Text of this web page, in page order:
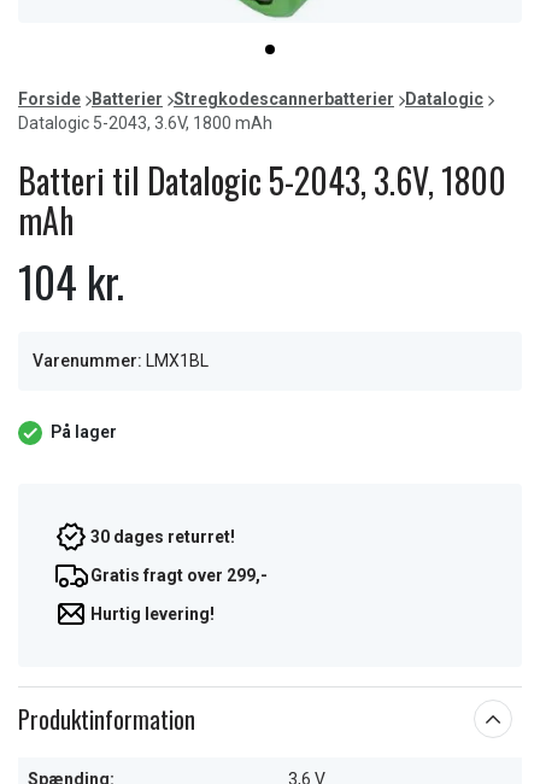
item
0
of
1
Forside Batterier Stregkodescannerbatterier
Datalogic
Datalogic 5-2043, 3.6V, 1800 mAh
Batteri til Datalogic 5-2043, 3.6V, 1800
mAh
104 kr.
Varenummer: LMX1BL
På lager
30 dages returret!
Gratis fragt over 299,-
Hurtig levering!
Produktinformation
Spænding: 3,6 V